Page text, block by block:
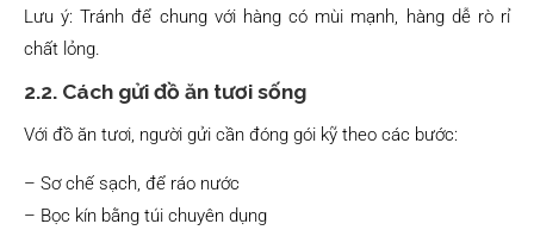
Lưu ý: Tránh để chung với hàng có mùi mạnh, hàng dễ rò rỉ
chất lỏng.
2.2. Cách gửi đồ ăn tươi sống
Với đồ ăn tươi, người gửi cần đóng gói kỹ theo các bước:
– Sơ chế sạch, để ráo nước
– Bọc kín bằng túi chuyên dụng